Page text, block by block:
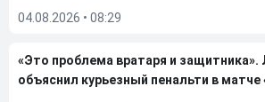
04.08.2026 • 08:29
«Это проблема вратаря и защитника».
объяснил курьезный пенальти в матче